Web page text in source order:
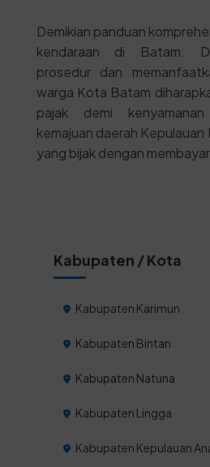
Demikian panduan
kendaraan di Batam.
prosedur dan
warga Kota Batam
pajak demi
kemajuan daerah Kepulauan
yang bijak dengan
Kabupaten / Kota
Kabupaten Karimun
Kabupaten Bintan
Kabupaten Natuna
Kabupaten Lingga
Kabupaten Kepulauan